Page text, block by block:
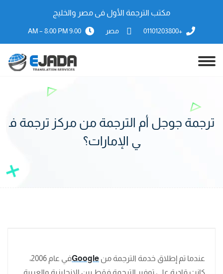
مكتب الترجمة الأول فى مصر والخليج
+01101203800 مصر 9:00 AM – 8:00 PM
ترجمة جوجل أم الترجمة من مركز ترجمة ف
ي الإمارات؟
عندما تم إطلاق خدمة الترجمة من Google
في عام 2006،
كانت قادرة على توفير الترجمة فقط بين الإنجليزية والعربية.